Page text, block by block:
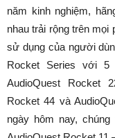
năm kinh nghiệm,
nhau trải rộng trên mọi
sử dụng của người
Rocket Series với 5
AudioQuest Rocket
Rocket 44 và
ngày hôm nay,